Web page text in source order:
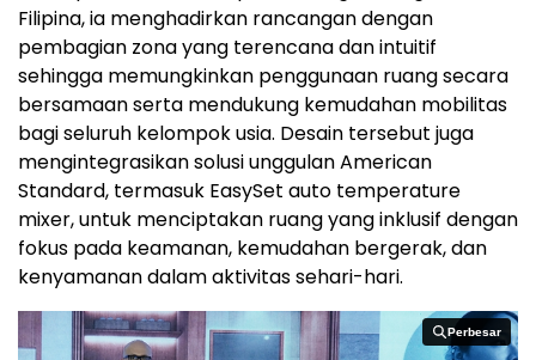
Filipina, ia menghadirkan rancangan dengan
pembagian zona yang terencana dan intuitif
sehingga memungkinkan penggunaan ruang secara
bersamaan serta mendukung kemudahan mobilitas
bagi seluruh kelompok usia. Desain tersebut juga
mengintegrasikan solusi unggulan American
Standard, termasuk EasySet auto temperature
mixer, untuk menciptakan ruang yang inklusif dengan
fokus pada keamanan, kemudahan bergerak, dan
kenyamanan dalam aktivitas sehari-hari.
Perbesar
Perbesar